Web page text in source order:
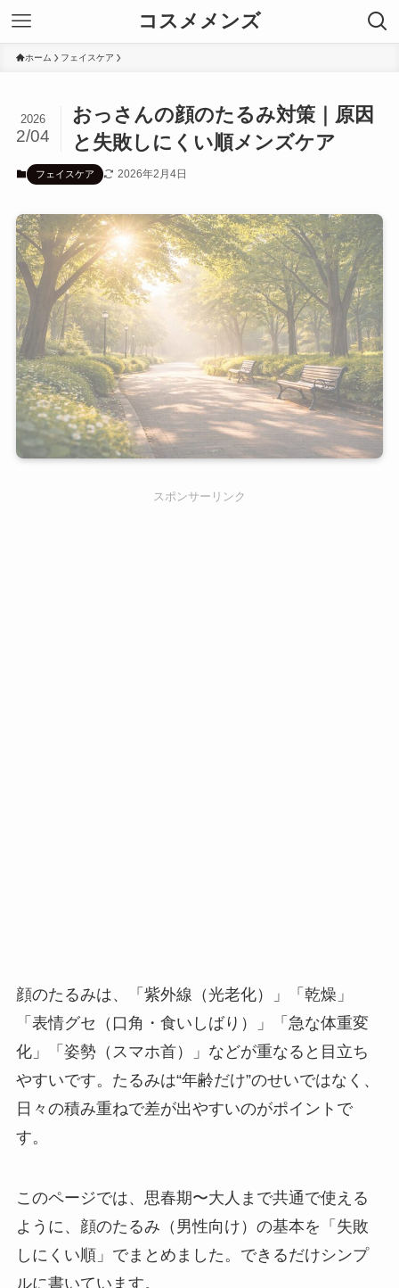
コスメメンズ
ホーム フェイスケア
おっさんの顔のたるみ対策｜原因
と失敗しにくい順メンズケア
2026
2/04
フェイスケア 2026年2月4日
スポンサーリンク
顔のたるみは、「紫外線（光老化）」「乾燥」
「表情グセ（口角・食いしばり）」「急な体重変
化」「姿勢（スマホ首）」などが重なると目立ち
やすいです。たるみは“年齢だけ”のせいではなく、
日々の積み重ねで差が出やすいのがポイントで
す。
このページでは、思春期〜大人まで共通で使える
ように、顔のたるみ（男性向け）の基本を「失敗
しにくい順」でまとめました。できるだけシンプ
ルに書いています。